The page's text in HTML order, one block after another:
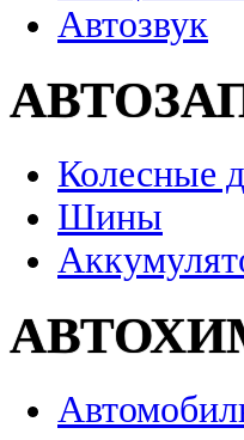
Автозвук
Колесные
Шины